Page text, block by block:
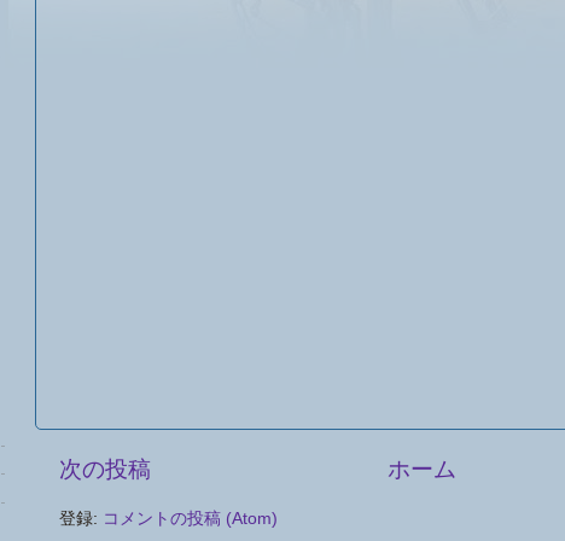
次の投稿 ホーム
登録: コメントの投稿 (Atom)